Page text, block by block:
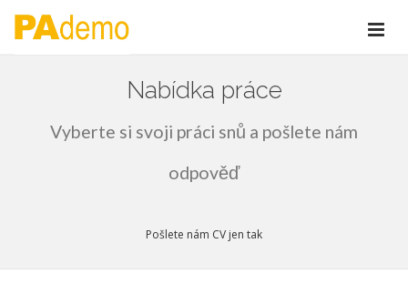
Nabídka práce
Vyberte si svoji práci snů a pošlete nám
odpověď
Pošlete nám CV jen tak